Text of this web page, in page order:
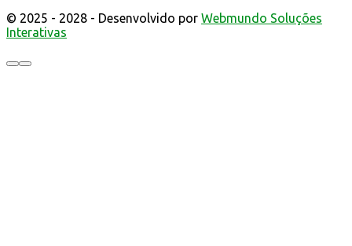
© 2025 - 2028 - Desenvolvido por Webmundo Soluções
Interativas